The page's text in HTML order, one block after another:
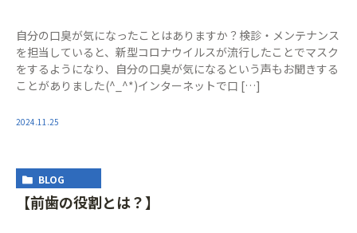
自分の口臭が気になったことはありますか？検診・メンテナンス
を担当していると、新型コロナウイルスが流行したことでマスク
をするようになり、自分の口臭が気になるという声もお聞きする
ことがありました(^_^*)インターネットで口 […]
2024.11.25
BLOG
【前歯の役割とは？】